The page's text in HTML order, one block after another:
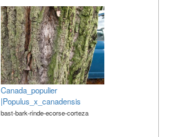
Canada_populier
|Populus_x_canadensis
bast-bark-rinde-ecorse-corteza